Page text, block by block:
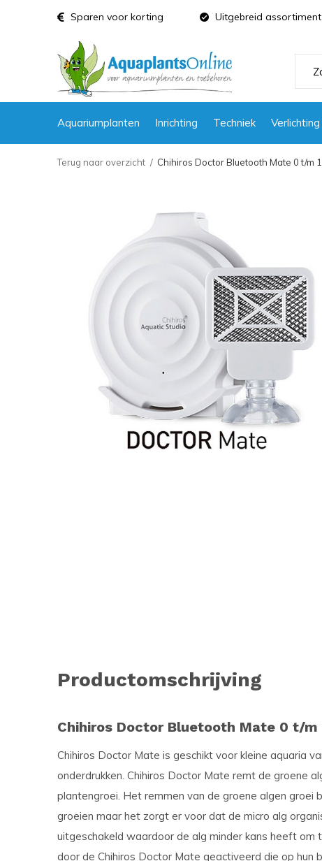
Aquariumplanten Inrichting Techniek Verlichting
Sparen voor korting Uitgebreid assortiment
Terug naar overzicht Chihiros Doctor Bluetooth Mate 0 t/m
Productomschrijving
Chihiros Doctor Bluetooth Mate 0 t/m
Chihiros Doctor Mate is geschikt voor kleine aquaria
onderdrukken. Chihiros Doctor Mate remt de groene
plantengroei. Het remmen van de groene algen groei
groeien maar het zorgt er voor dat de micro alg
uitgeschakeld waardoor de alg minder kans heeft om
door de Chihiros Doctor Mate geactiveerd die op hun